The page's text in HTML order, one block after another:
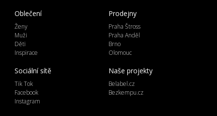
Oblečení
Ženy
Muži
Děti
Inspirace
Prodejny
Praha Štross
Praha Anděl
Brno
Olomouc
Sociální sítě
Tik Tok
Facebook
Instagram
Naše projekty
Belabel.cz
Bezkempu.cz